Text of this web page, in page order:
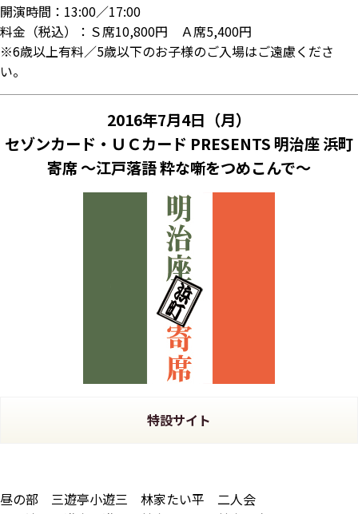
開演時間：13:00／17:00
料金（税込）：Ｓ席10,800円 Ａ席5,400円
※6歳以上有料／5歳以下のお子様のご入場はご遠慮くださ
い。
2016年7月4日（月）
セゾンカード・ＵＣカード PRESENTS 明治座 浜町
寄席 ～江戸落語 粋な噺をつめこんで～
特設サイト
昼の部 三遊亭小遊三 林家たい平 二人会